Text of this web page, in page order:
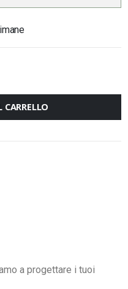
CARRELLO
a progettare i tuoi